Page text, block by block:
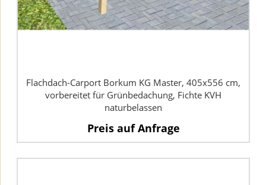
Flachdach-Carport Borkum KG Master, 405x556 cm,
vorbereitet für Grünbedachung, Fichte KVH
naturbelassen
Preis auf Anfrage